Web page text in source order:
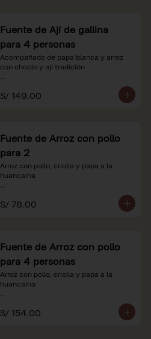
Fuente de Ají de gallina
para 4 personas
Acompañado de papa blanca y arroz
con choclo y ají tradición
*Nuestros precios están expresados en
soles e incluyen impuestos de ley y
S/ 149.00
Fuente de Arroz con pollo
para 2
Arroz con pollo, criolla y papa a la
huancaína
*Nuestros precios están expresados en
soles e incluyen impuestos de ley y
S/ 78.00
Fuente de Arroz con pollo
para 4 personas
Arroz con pollo, criolla y papa a la
huancaína
*Nuestros precios están expresados en
soles e incluyen impuestos de ley y
S/ 154.00